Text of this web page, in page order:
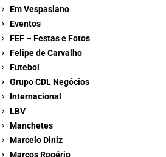
Em Vespasiano
Eventos
FEF – Festas e Fotos
Felipe de Carvalho
Futebol
Grupo CDL Negócios
Internacional
LBV
Manchetes
Marcelo Diniz
Marcos Rogério